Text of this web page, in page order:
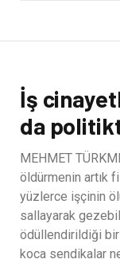
İş
da
MEHMET
öldürmenin artık
yüzlerce işçinin
sallayarak
ödüllendirildiği
koca sendikalar